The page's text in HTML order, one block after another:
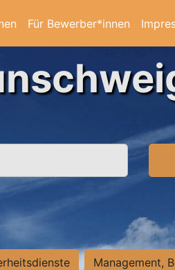
Für Bewerber*innen
Management,